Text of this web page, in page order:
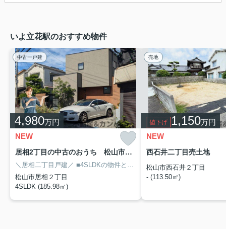
いよ立花駅のおすすめ物件
中古一戸建
4,980万円
NEW
居相2丁目の中古のおうち 松山市居相2丁目中古戸建
＼居相二丁目戸建／ ■4SLDKの物件となっています。
■建物面積は
松山市居相２丁目
4SLDK (185.98㎡)
売地
値下げ 1,150万円
NEW
西石井二丁目売土地
松山市西石井２丁目
- (113.50㎡)